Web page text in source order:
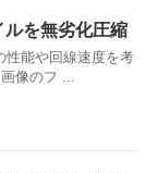
を無劣化圧縮
性能や回線速度を考
像のフ ...